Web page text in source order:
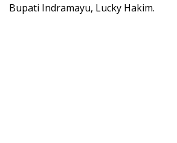
Bupati Indramayu, Lucky Hakim.